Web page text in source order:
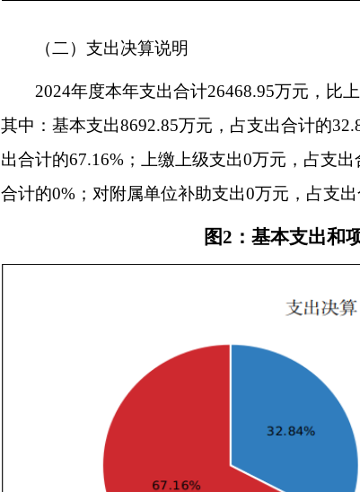
（二）支出决算说明
2024年度本年支出合计26468.95万元，比
其中：基本支出8692.85万元，占支出合计的
出合计的67.16%；上缴上级支出0万元，占支
合计的0%；对附属单位补助支出0万元，占支出
图2：基本支出和